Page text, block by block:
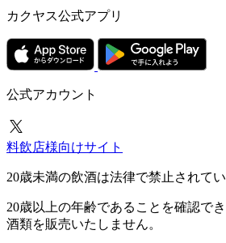
カクヤス公式アプリ
公式アカウント
料飲店様向けサイト
20歳未満の飲酒は法律で禁止されて
20歳以上の年齢であることを確認で
酒類を販売いたしません。